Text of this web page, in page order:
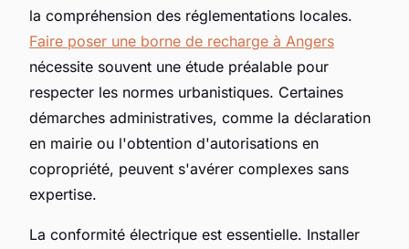
la compréhension des réglementations locales.
Faire poser une borne de recharge à Angers
nécessite souvent une étude préalable pour
respecter les normes urbanistiques. Certaines
démarches administratives, comme la déclaration
en mairie ou l'obtention d'autorisations en
copropriété, peuvent s'avérer complexes sans
expertise.
La conformité électrique est essentielle. Installer